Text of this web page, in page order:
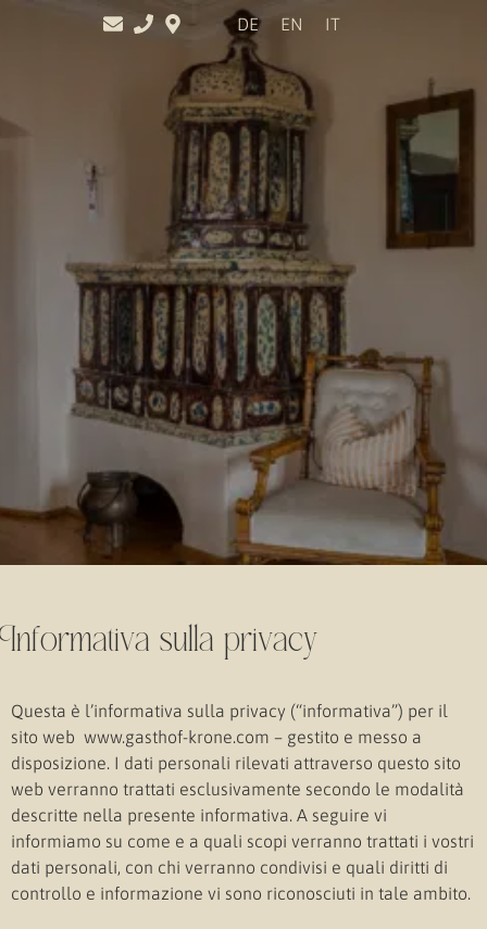
DE EN IT
Informativa sulla privacy
Questa è l’informativa sulla privacy (“informativa”) per il
sito web www.gasthof-krone.com – gestito e messo a
disposizione. I dati personali rilevati attraverso questo sito
web verranno trattati esclusivamente secondo le modalità
descritte nella presente informativa. A seguire vi
informiamo su come e a quali scopi verranno trattati i vostri
dati personali, con chi verranno condivisi e quali diritti di
controllo e informazione vi sono riconosciuti in tale ambito.